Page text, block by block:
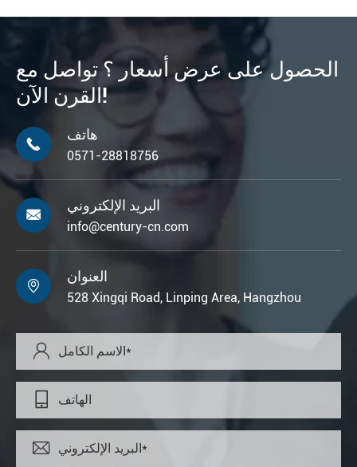
الحصول على عرض أسعار ؟ تواصل مع
القرن الآن!

هاتف
0571-28818756

البريد الإلكتروني
info@century-cn.com

العنوان
528 Xingqi Road, Linping Area, Hangzhou


